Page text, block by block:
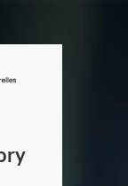
/
Canada